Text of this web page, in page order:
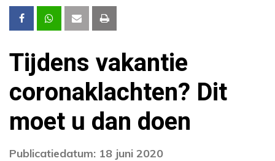
Tijdens vakantie
coronaklachten? Dit
moet u dan doen
Publicatiedatum: 18 juni 2020